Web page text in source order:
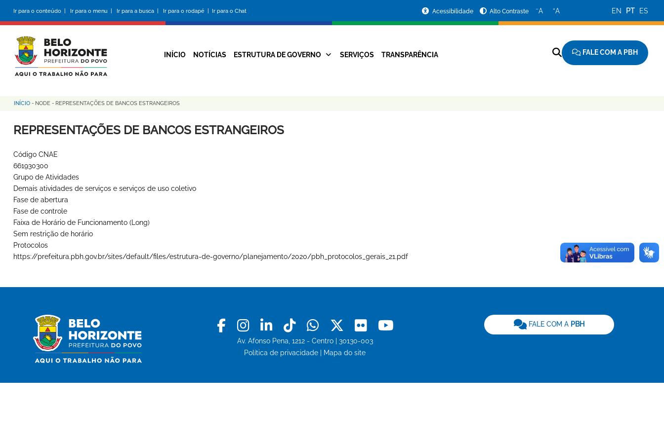
conteúdo
principal
Ir para o conteúdo | Ir para o menu | Ir para a busca | Ir para o rodapé | Ir para o Chat
da
Prefeitura
Acessibilidade Alto Contraste −A +A EN PT ES
Navegação
INÍCIO NOTÍCIAS ESTRUTURA DE GOVERNO SERVIÇOS TRANSPARÊNCIA FALE COM A PBH
Trilha
de
INÍCIO - NODE - REPRESENTAÇÕES DE BANCOS ESTRANGEIROS
REPRESENTAÇÕES DE BANCOS ESTRANGEIROS
Código CNAE
661930300
Grupo de Atividades
Demais atividades de serviços e serviços de uso coletivo
Fase de abertura
Fase de controle
Faixa de Horário de Funcionamento (Long)
Sem restrição de horário
Protocolos
https://prefeitura.pbh.gov.br/sites/default/files/estrutura-de-governo/planejamento/2020/pbh_protocolos_gerais_21.pdf
Facebook
Instagram
LinkedinTiktokWhatsapp
X Flickr
Av. Afonso Pena, 1212 - Centro | 30130-003
Política de privacidade
Mapa do site
FALE COM A PBH